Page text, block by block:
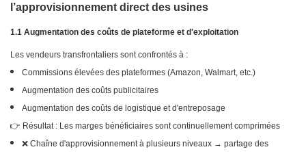
l’approvisionnement direct des usines
1.1 Augmentation des coûts de plateforme et d'exploitation
Les vendeurs transfrontaliers sont confrontés à :
Commissions élevées des plateformes (Amazon, Walmart, etc.)
Augmentation des coûts publicitaires
Augmentation des coûts de logistique et d'entreposage
👉 Résultat : Les marges bénéficiaires sont continuellement comprimées
❌ Chaîne d'approvisionnement à plusieurs niveaux → partage des